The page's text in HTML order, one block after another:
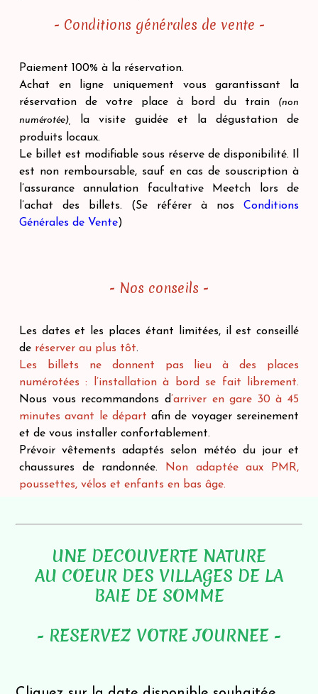
- Conditions générales de vente -
Paiement 100% à la réservation.
Achat en ligne uniquement vous garantissant la
réservation de votre place à bord du train (non
numérotée),
la visite guidée et la dégustation de
produits locaux.
Le billet est modifiable sous réserve de disponibilité.
est non remboursable, sauf en cas de souscription à
l’assurance annulation facultative Meetch lors de
l’achat des billets. (Se référer à nosConditions
Générales de Vente)
- Nos conseils -
Les dates et les places étant limitées, il est conseillé
de réserver au plus tôt.
Les billets ne donnent pas lieu à des places
numérotées : l’installation à bord se fait librement.
Nous vous recommandons d’arriver en gare 30 à 45
minutes avant le départ afin de voyager sereinement
et de vous installer confortablement.
Prévoir vêtements adaptés selon météo du jour et
chaussures de randonnée.
Non adaptée aux PMR,
poussettes, vélos et enfants en bas âge.
UNE DECOUVERTE NATURE
AU COEUR DES VILLAGES DE LA
BAIE DE SOMME
- RESERVEZ VOTRE JOURNEE -